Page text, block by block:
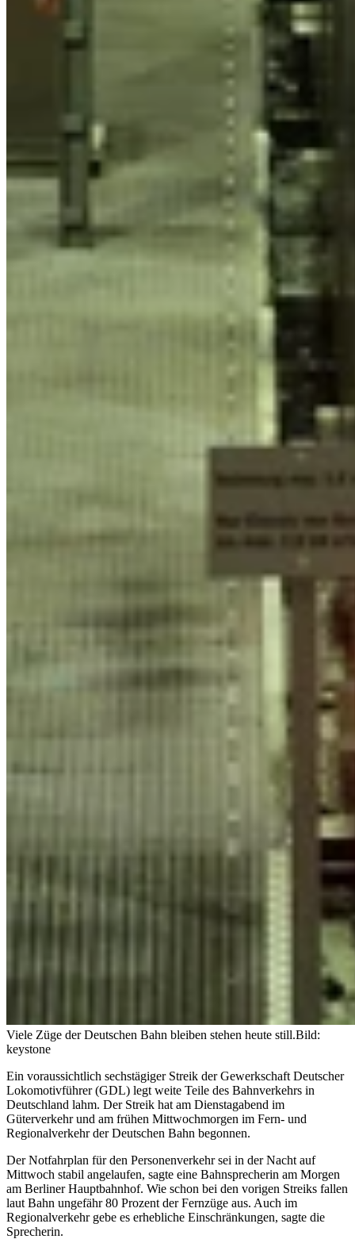
Viele Züge der Deutschen Bahn bleiben stehen heute still.Bild:
keystone
Ein voraussichtlich sechstägiger Streik der Gewerkschaft Deutscher
Lokomotivführer (GDL) legt weite Teile des Bahnverkehrs in
Deutschland lahm. Der Streik hat am Dienstagabend im
Güterverkehr und am frühen Mittwochmorgen im Fern- und
Regionalverkehr der Deutschen Bahn begonnen.
Der Notfahrplan für den Personenverkehr sei in der Nacht auf
Mittwoch stabil angelaufen, sagte eine Bahnsprecherin am Morgen
am Berliner Hauptbahnhof. Wie schon bei den vorigen Streiks fallen
laut Bahn ungefähr 80 Prozent der Fernzüge aus. Auch im
Regionalverkehr gebe es erhebliche Einschränkungen, sagte die
Sprecherin.